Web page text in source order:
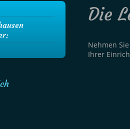
Die
Nehmen
Ihrer